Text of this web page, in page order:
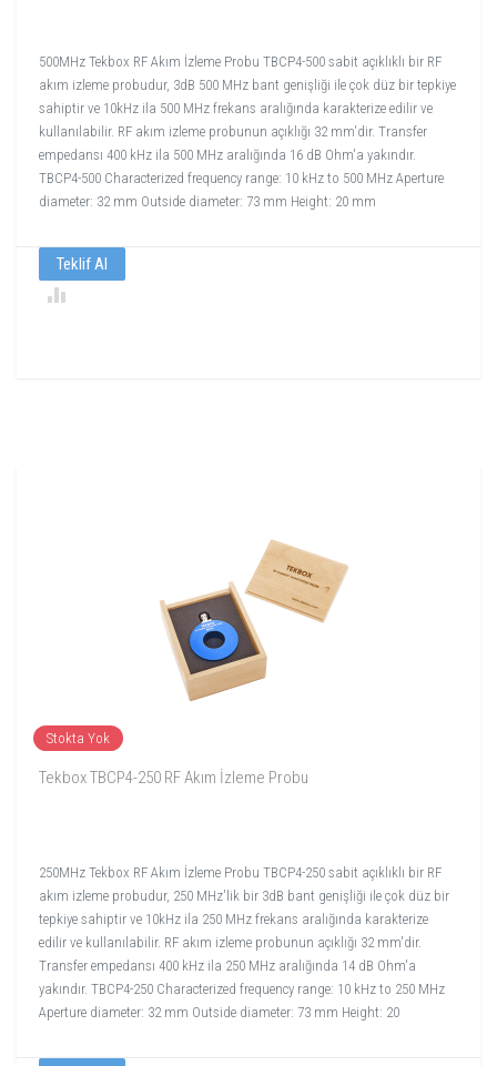
500MHz Tekbox RF Akım İzleme Probu TBCP4-500 sabit açıklıklı bir RF
akım izleme probudur, 3dB 500 MHz bant genişliği ile çok düz bir tepkiye
sahiptir ve 10kHz ila 500 MHz frekans aralığında karakterize edilir ve
kullanılabilir. RF akım izleme probunun açıklığı 32 mm'dir. Transfer
empedansı 400 kHz ila 500 MHz aralığında 16 dB Ohm'a yakındır.
TBCP4-500 Characterized frequency range: 10 kHz to 500 MHz Aperture
diameter: 32 mm Outside diameter: 73 mm Height: 20 mm
Teklif Al
Stokta Yok
Tekbox TBCP4-250 RF Akım İzleme Probu
250MHz Tekbox RF Akım İzleme Probu TBCP4-250 sabit açıklıklı bir RF
akım izleme probudur, 250 MHz'lik bir 3dB bant genişliği ile çok düz bir
tepkiye sahiptir ve 10kHz ila 250 MHz frekans aralığında karakterize
edilir ve kullanılabilir. RF akım izleme probunun açıklığı 32 mm'dir.
Transfer empedansı 400 kHz ila 250 MHz aralığında 14 dB Ohm'a
yakındır. TBCP4-250 Characterized frequency range: 10 kHz to 250 MHz
Aperture diameter: 32 mm Outside diameter: 73 mm Height: 20